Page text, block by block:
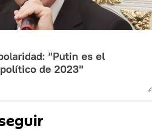
"Putin es el
de 2023"